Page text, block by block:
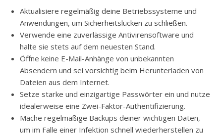
Aktualisiere regelmäßig deine Betriebssysteme und
Anwendungen, um Sicherheitslücken zu schließen.
Verwende eine zuverlässige Antivirensoftware und
halte sie stets auf dem neuesten Stand.
Öffne keine E-Mail-Anhänge von unbekannten
Absendern und sei vorsichtig beim Herunterladen von
Dateien aus dem Internet.
Setze starke und einzigartige Passwörter ein und nutze
idealerweise eine Zwei-Faktor-Authentifizierung.
Mache regelmäßige Backups deiner wichtigen Daten,
um im Falle einer Infektion schnell wiederherstellen zu